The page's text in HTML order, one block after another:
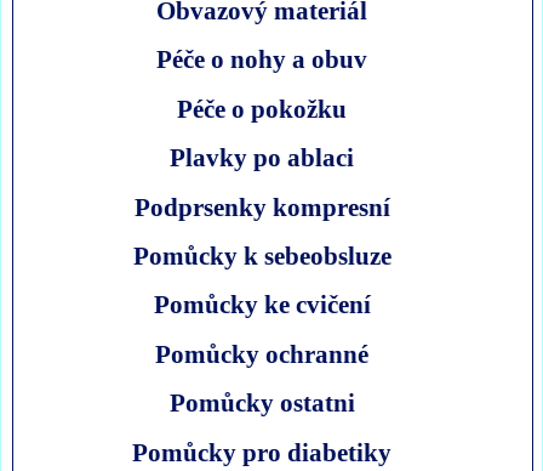
Obvazový materiál
Péče o nohy a obuv
Péče o pokožku
Plavky po ablaci
Podprsenky kompresní
Pomůcky k sebeobsluze
Pomůcky ke cvičení
Pomůcky ochranné
Pomůcky ostatni
Pomůcky pro diabetiky